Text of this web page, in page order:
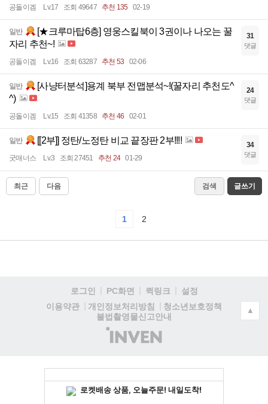
공돌이겜 Lv.17 조회 49647 추천 135 02-19
일반
[★크루마탑6층] 영웅스킬북이 3권이나 나오는 꿀
자리 추천~!
공돌이겜 Lv.16 조회 63287 추천 53 02-06
31
댓글
일반
[사냥터분석]용계 북부 전맵분석~!(꿀자리 추천도^
^)
공돌이겜 Lv.15 조회 41358 추천 46 02-01
24
댓글
일반 [[2부]] 정탄/노정탄 비교 끝장판 2부!!!!
굿매너스 Lv.3 조회 27451 추천 24 01-29
34
댓글
최근 다음 검색 글쓰기
1 2
로그인 PC화면 퀵링크
설정
이용약관
개인정보처리방침
청소년보호정책
불법촬영물신고안내
(주)
인
▲